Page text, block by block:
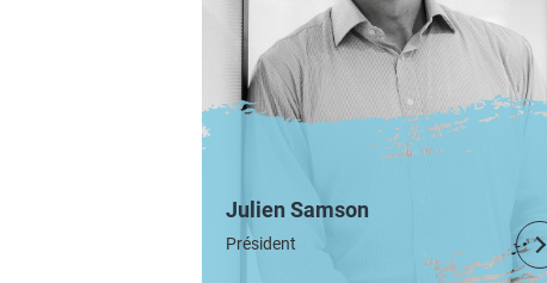
Julien Samson
Président